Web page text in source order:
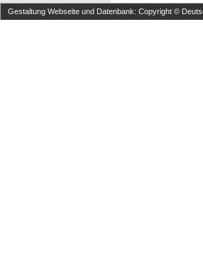
Gestaltung Webseite und Datenbank: Copyright ©